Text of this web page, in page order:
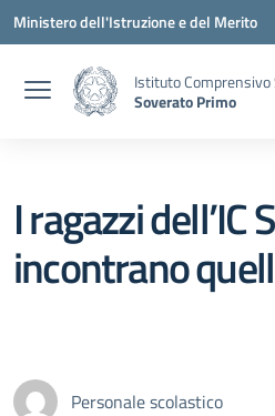
Vai ai contenuti
Vai al menu di navigazione
Vai al footer
Ministero dell'Istruzione e del Merito
Istituto
Soverato Primo
I ragazzi dell’IC
incontrano
Personale scolastico